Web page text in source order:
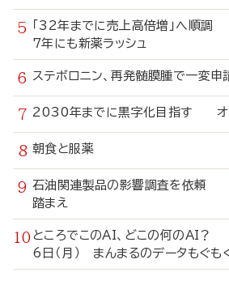
「32年までに売上高倍増」へ順調
7年にも新薬ラッシュ
ステボロニン、再発髄膜腫で一変
2030年までに黒字化目指す オン
朝食と服薬
石油関連製品の影響調査を依頼
踏まえ
ところでこのAI、どこの何のAI
6日（月） まんまるのデータもぐも